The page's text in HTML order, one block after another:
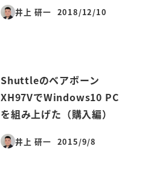
井上 研一
投稿日
2018/12/10
Shuttleのベアボーン
XH97VでWindows10 PC
を組み上げた（購入編）
井上 研一
投稿日
2015/9/8